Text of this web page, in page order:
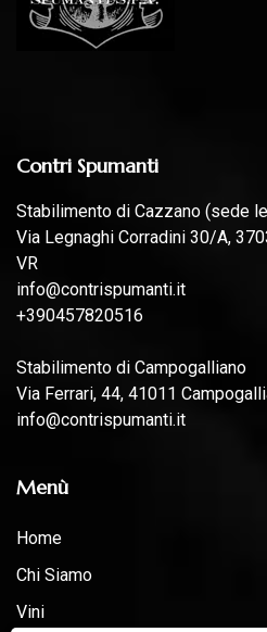
Contri Spumanti
Stabilimento di Cazzano (sede
Via Legnaghi Corradini 30/A,
VR
info@contrispumanti.it
+390457820516
Stabilimento di Campogalliano
Via Ferrari, 44, 41011
info@contrispumanti.it
Menù
Home
Chi Siamo
Vini